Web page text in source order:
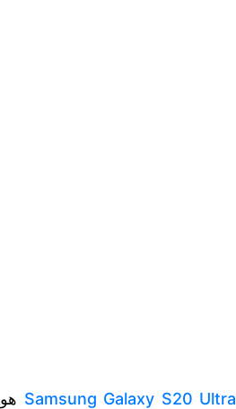
Samsung Galaxy S20 Ultra هو